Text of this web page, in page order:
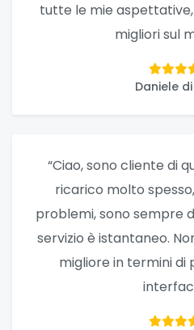
tutte le mie
migliori sul
Daniele
“Ciao, sono cliente di
ricarico molto
problemi, sono sempre
servizio è istantaneo.
migliore in termini di